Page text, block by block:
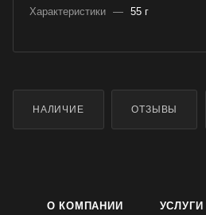
Характеристики — 55 г
НАЛИЧИЕ ОТЗЫВЫ
О КОМПАНИИ УСЛУГИ